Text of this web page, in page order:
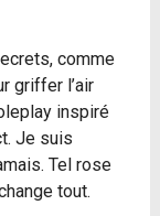
comme
griffer l’air
inspiré
Je suis
Tel rose
tout.